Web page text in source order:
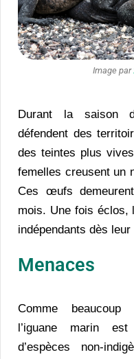
Image par
Durant la saison
défendent des
des teintes plus
femelles creusent un
Ces œufs
mois. Une fois éclos,
indépendants dès
Menaces
Comme beaucoup
l’iguane marin
d’espèces non-